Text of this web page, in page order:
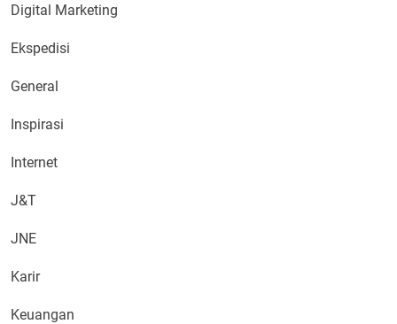
Digital Marketing
Ekspedisi
General
Inspirasi
Internet
J&T
JNE
Karir
Keuangan